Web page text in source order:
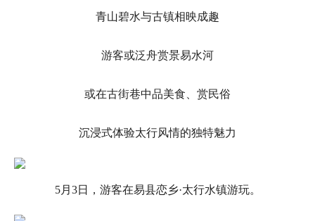
青山碧水与古镇相映成趣
游客或泛舟赏景易水河
或在古街巷中品美食、赏民俗
沉浸式体验太行风情的独特魅力
5月3日，游客在易县恋乡·太行水镇游玩。